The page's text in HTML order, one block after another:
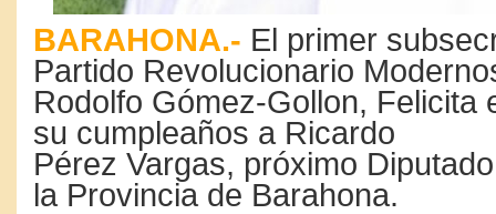
BARAHONA.- El primer
Partido Revolucionario
Rodolfo Gómez-Gollon, Felicita
su cumpleaños a Ricardo
Pérez Vargas, próximo
la Provincia de Barahona.